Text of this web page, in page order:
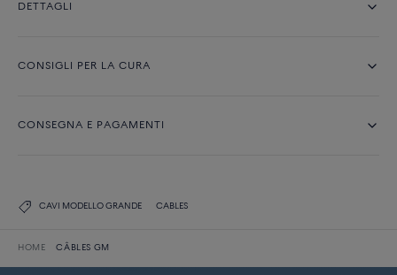
DETTAGLI
CONSIGLI PER LA CURA
CONSEGNA E PAGAMENTI
CAVI MODELLO GRANDE CABLES
HOME CÂBLES GM